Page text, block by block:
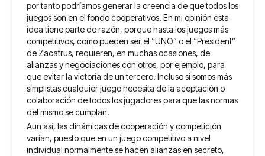
por tanto podríamos generar la creencia de que todos los
juegos son en el fondo cooperativos. En mi opinión esta
idea tiene parte de razón, porque hasta los juegos más
competitivos, como pueden ser el “UNO” o el “President”
de Zacatrus, requieren, en muchas ocasiones, de
alianzas y negociaciones con otros, por ejemplo, para
que evitar la victoria de un tercero. Incluso si somos más
simplistas cualquier juego necesita de la aceptación o
colaboración de todos los jugadores para que las normas
del mismo se cumplan.
Aun así, las dinámicas de cooperación y competición
varían, puesto que en un juego competitivo a nivel
individual normalmente se hacen alianzas en secreto,